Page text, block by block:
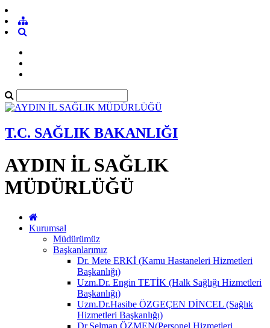
T.C. SAĞLIK BAKANLIĞI
AYDIN İL SAĞLIK
MÜDÜRLÜĞÜ
Kurumsal
Müdürümüz
Başkanlarımız
Dr. Mete ERKİ (Kamu Hastaneleri Hizmetleri
Başkanlığı)
Uzm.Dr. Engin TETİK (Halk Sağlığı Hizmetleri
Başkanlığı)
Uzm.Dr.Hasibe ÖZGEÇEN DİNCEL (Sağlık
Hizmetleri Başkanlığı)
Dr.Selman ÖZMEN(Personel Hizmetleri